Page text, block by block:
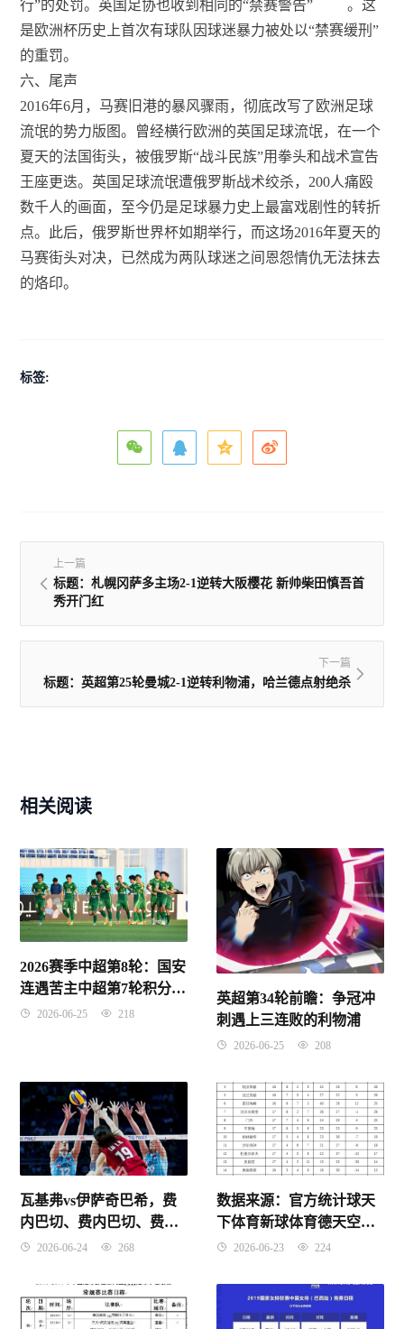
行”的处罚。英国足协也收到相同的“禁赛警告”
。这
是欧洲杯历史上首次有球队因球迷暴力被处以“禁赛缓刑”
的重罚。
六、尾声
2016年6月，马赛旧港的暴风骤雨，彻底改写了欧洲足球
流氓的势力版图。曾经横行欧洲的英国足球流氓，在一个
夏天的法国街头，被俄罗斯“战斗民族”用拳头和战术宣告
王座更迭。英国足球流氓遭俄罗斯战术绞杀，200人痛殴
数千人的画面，至今仍是足球暴力史上最富戏剧性的转折
点。此后，俄罗斯世界杯如期举行，而这场2016年夏天的
马赛街头对决，已然成为两队球迷之间恩怨情仇无法抹去
的烙印。
标签:
上一篇
标题：札幌冈萨多主场2-1逆转大阪樱花 新帅柴田慎吾首
秀开门红
下一篇
标题：英超第25轮曼城2-1逆转利物浦，哈兰德点射绝杀
相关阅读
2026赛季中超第8轮：国安
连遇苦主中超第7轮积分榜
上出现怪现象
2026-06-25 218
英超第34轮前瞻：争冠冲
刺遇上三连败的利物浦
2026-06-25 208
瓦基弗vs伊萨奇巴希，费
内巴切、费内巴切、费内
巴切、费内巴切
2026-06-24 268
数据来源：官方统计球天
下体育新球体育德天空，
截止2026年4月25日。
2026-06-23 224